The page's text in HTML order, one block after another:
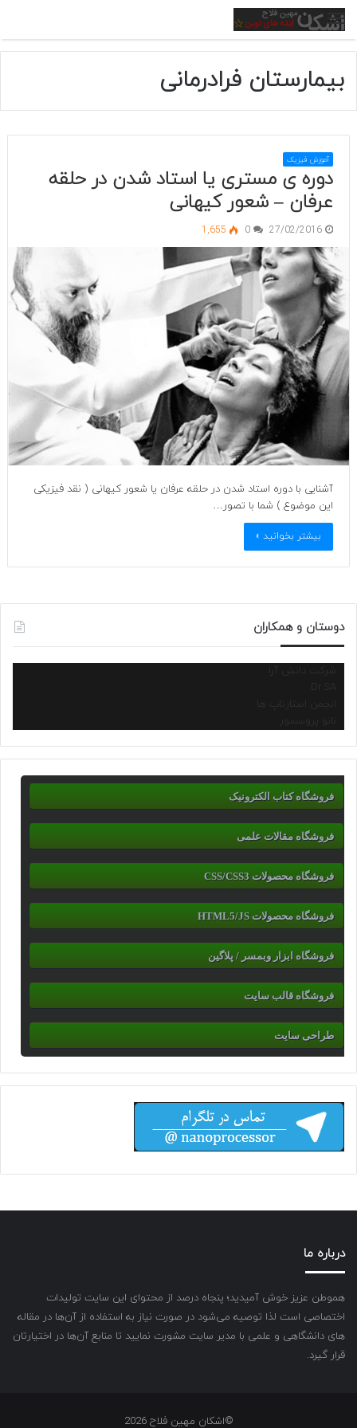
منو
بیمارستان فرادرمانی
آموزش فیزیک
دوره ی مستری یا استاد شدن در حلقه
عرفان – شعور کیهانی
27/02/2016
0
1,655
آشنایی با دوره استاد شدن در حلقه عرفان یا شعور کیهانی ( نقد فیزیکی
این موضوع ) شما با تصور…
بیشتر بخوانید »
دوستان و همکاران
شرکت دانش آرا
انجمن استارتاپ ها
نانو پروسسور
فروشگاه کتاب الکترونیک
فروشگاه مقالات علمی
فروشگاه محصولات CSS/CSS3
فروشگاه محصولات HTML5/JS
فروشگاه ابزار وبمسر / پلاگین
فروشگاه قالب سایت
طراحی سایت
درباره ما
هموطن عزیز خوش آمیدید؛ پنجاه درصد از محتوای این سایت تولیدات
اختصاصی است لذا توصیه می‌شود در صورت نیاز به استفاده از آن‌ها در مقاله
های دانشگاهی و علمی با مدیر سایت مشورت نمایید تا منابع آن‌ها در اختیارتان
قرار گیرد.
©اشکان مهین فلاح 2026